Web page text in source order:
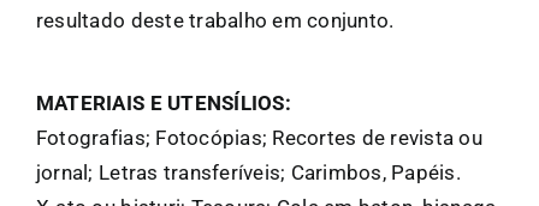
resultado deste trabalho em conjunto.
MATERIAIS E UTENSÍLIOS:
Fotografias; Fotocópias; Recortes de revista ou
jornal; Letras transferíveis; Carimbos, Papéis.